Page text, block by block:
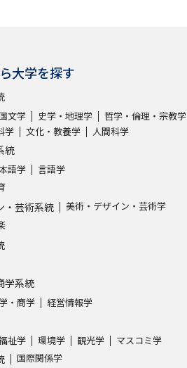
大学を探す
文学 史学・地理学
哲学・倫理・宗教学
学
文化・教養学 人間科学
統
語学 言語学
・芸術系統 美術・デザイン・芸術学
学系統
・商学 経営情報学
祉学 環境学 観光学 マスコミ学
国際関係学